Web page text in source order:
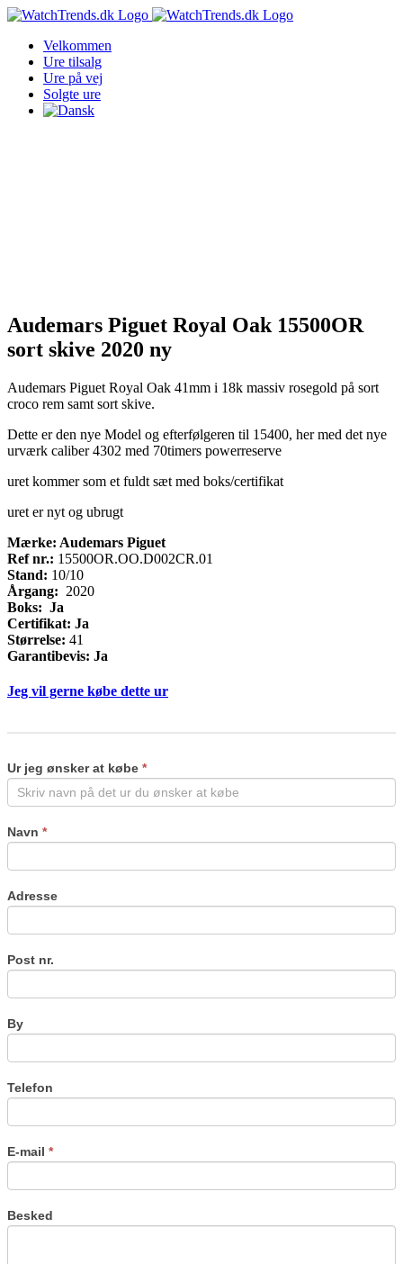
Skip
contentVelkommen
Ure tilsalg
Ure på vej
Solgte ure
Audemars Piguet Royal Oak 15500OR
sort skive 2020 ny
Audemars Piguet Royal Oak 41mm i 18k massiv rosegold på sort
croco rem samt sort skive.
Dette er den nye Model og efterfølgeren til 15400, her med det nye
urværk caliber 4302 med 70timers powerreserve
uret kommer som et fuldt sæt med boks/certifikat
uret er nyt og ubrugt
Mærke: Audemars Piguet
Ref nr.: 15500OR.OO.D002CR.01
Stand: 10/10
Årgang: 2020
Boks: Ja
Certifikat: Ja
Størrelse: 41
Garantibevis: Ja
Jeg vil gerne købe dette ur
Ur jeg ønsker at købe *
Navn *
Adresse
Post nr.
By
Telefon
E-mail *
Besked
human,
leave
this
blank.